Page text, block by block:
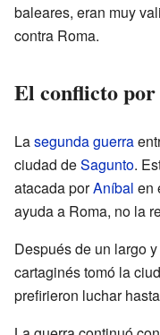
baleares, eran muy
contra Roma.
El conflicto por
Lasegunda guerra
ciudad deSagunto.
atacada porAníbal en
ayuda a Roma, no la
Después de un largo
cartaginés tomó la
prefirieron luchar